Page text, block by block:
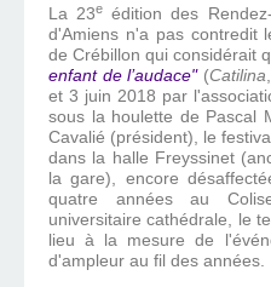
La 23e édition des
d'Amiens n'a pas contredit
de Crébillon qui considérait
enfant de l’audace"(Catilina
et 3 juin 2018 par
sous la houlette de Pascal
Cavalié (président), le
dans la halle Freyssinet
la gare), encore
quatre années au
universitaire cathédrale, le
lieu à la mesure de
d'ampleur au fil des années.